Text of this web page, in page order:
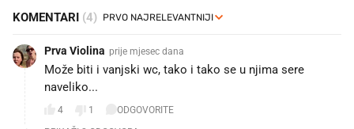
KOMENTARI (4)
Prva Violina prije mjesec dana
Može biti i vanjski wc, tako i tako se u njima sere
naveliko...
4 1
ODGOVORITE